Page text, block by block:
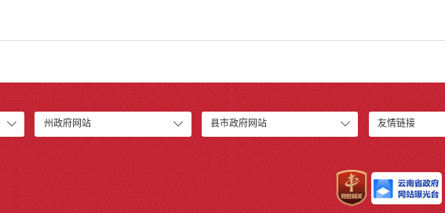
州政府网站 县市政府网站 友情链接